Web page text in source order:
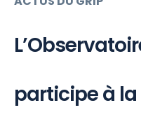
participe à